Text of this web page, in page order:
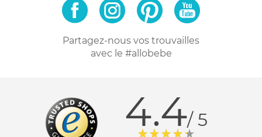
Partagez-nous vos trouvailles
avec le #allobebe
4.4/ 5